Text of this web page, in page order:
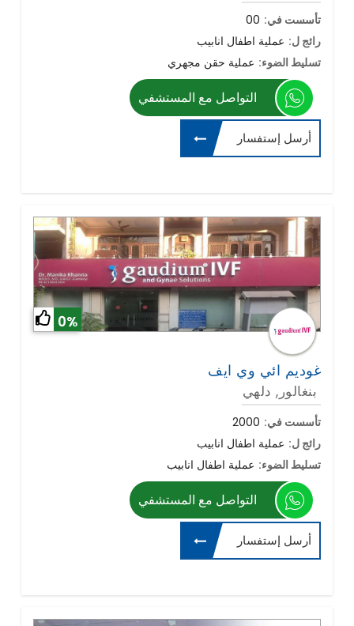
تأسست في: 00
رائج ل: عملية اطفال انابيب
تسليط الضوء: عملية حقن مجهري
التواصل مع المستشفي
أرسل إستفسار
0%
غوديم ائي وي ايف
بنغالور, دلهي
تأسست في: 2000
رائج ل: عملية اطفال انابيب
تسليط الضوء: عملية اطفال انابيب
التواصل مع المستشفي
أرسل إستفسار